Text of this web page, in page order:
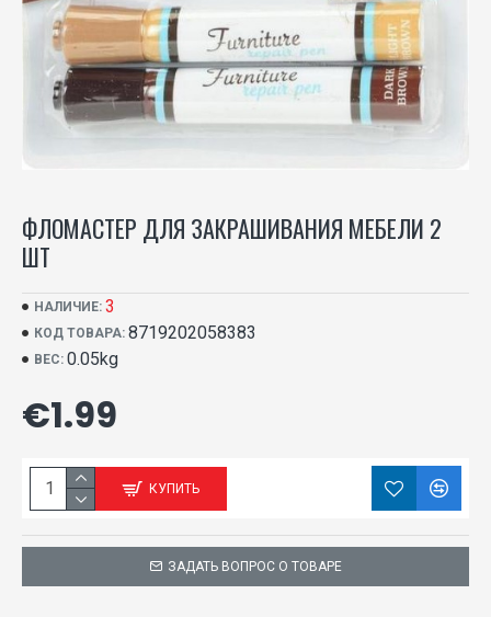
ФЛОМАСТЕР ДЛЯ ЗАКРАШИВАНИЯ МЕБЕЛИ 2
ШТ
НАЛИЧИЕ: 3
КОД ТОВАРА: 8719202058383
ВЕС: 0.05kg
€1.99
КУПИТЬ
ЗАДАТЬ ВОПРОС О ТОВАРЕ